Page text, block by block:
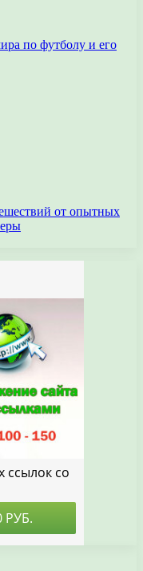
по футболу и его
от опытных